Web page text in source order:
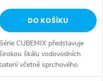
DO KOŠÍKU
Série CUBEMIX představuje
širokou škálu vodovodních
baterií včetně sprchového
s ruční a hlavovou